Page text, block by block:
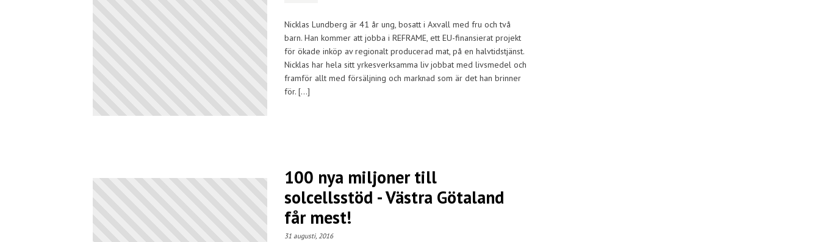
Nicklas Lundberg är 41 år ung, bosatt i Axvall med fru och två
barn. Han kommer att jobba i REFRAME, ett EU-finansierat projekt
för ökade inköp av regionalt producerad mat, på en halvtidstjänst.
Nicklas har hela sitt yrkesverksamma liv jobbat med livsmedel och
framför allt med försäljning och marknad som är det han brinner
för. […]
100 nya miljoner till
solcellsstöd - Västra Götaland
får mest!
31 augusti, 2016